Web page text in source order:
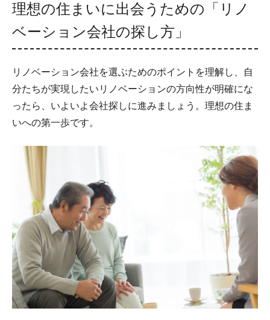
理想の住まいに出会うための「リノ
ベーション会社の探し方」
リノベーション会社を選ぶためのポイントを理解し、自
分たちが実現したいリノベーションの方向性が明確にな
ったら、いよいよ会社探しに進みましょう。理想の住ま
いへの第一歩です。